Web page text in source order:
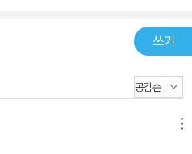
의 사진들은 마치 시처럼 조용히 마
쓰기